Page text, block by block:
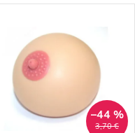
3,70 €
–44 %